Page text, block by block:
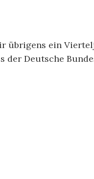
übrigens ein
der Deutsche